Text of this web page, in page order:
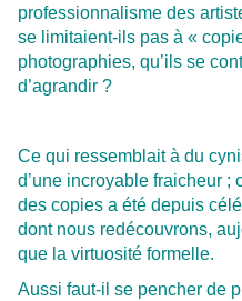
professionnalisme des
se limitaient-ils pas à «
photographies, qu’ils se
d’agrandir ?
Ce qui ressemblait à du
d’une incroyable fraicheur ;
des copies a été depuis
dont nous redécouvrons,
que la virtuosité formelle.
Aussi faut-il se pencher de